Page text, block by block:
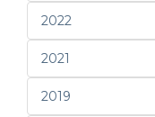
2022
2021
2019